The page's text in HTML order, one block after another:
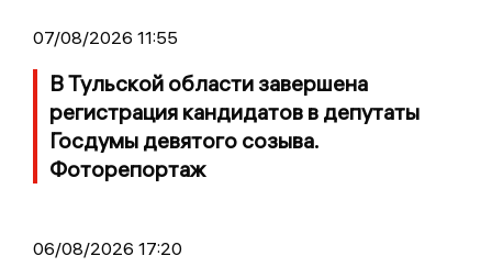
07/08/2026 11:55
В Тульской области завершена
регистрация кандидатов в депутаты
Госдумы девятого созыва.
Фоторепортаж
06/08/2026 17:20